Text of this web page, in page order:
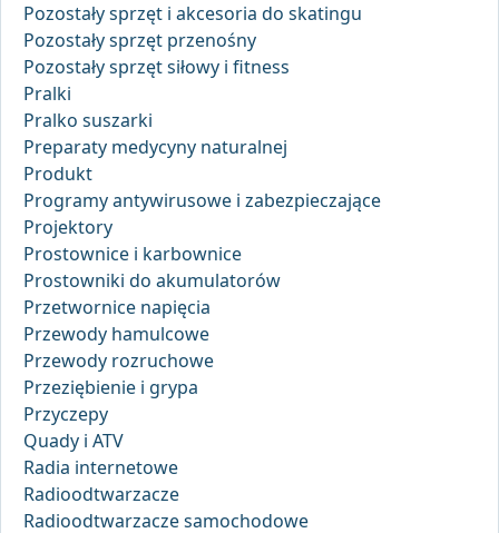
Pozostały sprzęt i akcesoria do skatingu
Pozostały sprzęt przenośny
Pozostały sprzęt siłowy i fitness
Pralki
Pralko suszarki
Preparaty medycyny naturalnej
Produkt
Programy antywirusowe i zabezpieczające
Projektory
Prostownice i karbownice
Prostowniki do akumulatorów
Przetwornice napięcia
Przewody hamulcowe
Przewody rozruchowe
Przeziębienie i grypa
Przyczepy
Quady i ATV
Radia internetowe
Radioodtwarzacze
Radioodtwarzacze samochodowe